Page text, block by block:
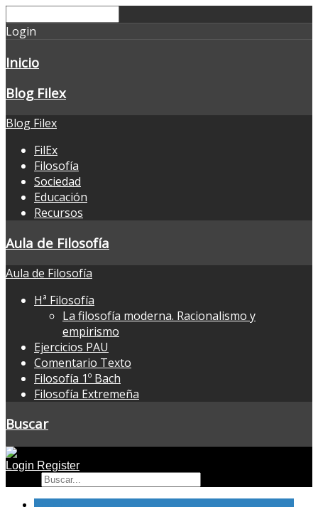
Login
Inicio
Blog Filex
Blog Filex
FilEx
Filosofía
Sociedad
Educación
Recursos
Aula de Filosofía
Aula de Filosofía
Hª Filosofía
La filosofía moderna. Racionalismo y
empirismo
Ejercicios PAU
Comentario Texto
Filosofía 1º Bach
Filosofía Extremeña
Buscar
Login Register